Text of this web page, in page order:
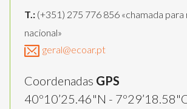
T.: (+351) 275 776 856 «chamada para
nacional»
geral@ecoar.pt
Coordenadas GPS
40º10’25.46"N -